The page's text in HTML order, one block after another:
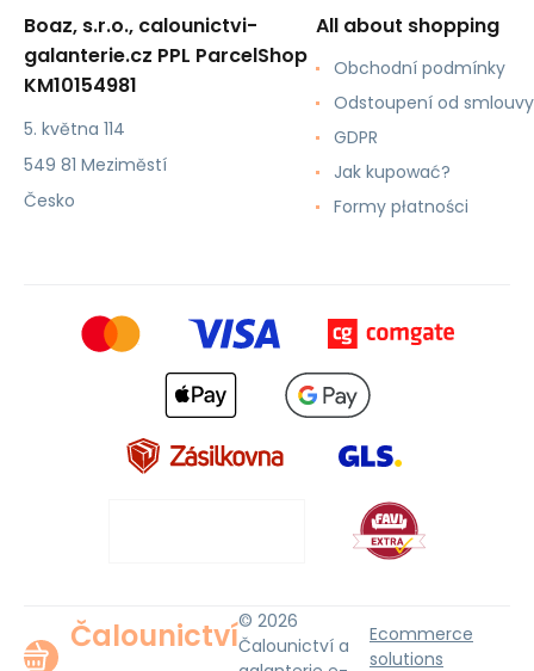
Boaz, s.r.o., calounictvi-
galanterie.cz PPL ParcelShop
KM10154981
5. května 114
549 81 Meziměstí
Česko
All about shopping
Obchodní podmínky
Odstoupení od smlouvy
GDPR
Jak kupować?
Formy płatności
Čalounictví© 2026
Čalounictví a
Ecommerce
solutions